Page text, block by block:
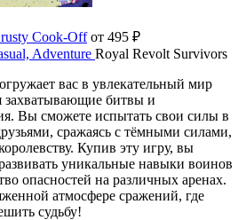
Cook-Offот 495 ₽
Adventure Royal Revolt Survivors
вас в увлекательный мир
захватывающие битвы и
Вы сможете испытать свои силы в
сражаясь с тёмными силами,
Купив эту игру, вы
уникальные навыки воинов
опасностей на различных аренах.
атмосфере сражений, где
судьбу!